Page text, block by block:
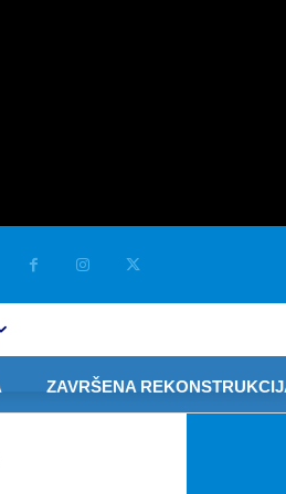
ZAVRŠENA REKONSTRUKCIJA